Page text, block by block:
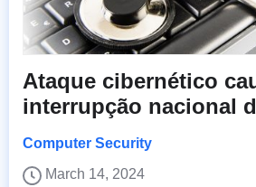
Ataque cibernético
interrupção nacional
Computer Security
March 14, 2024